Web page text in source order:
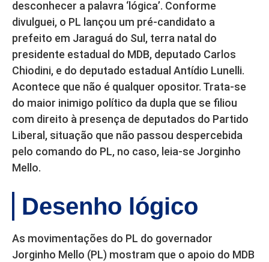
desconhecer a palavra ‘lógica’. Conforme
divulguei, o PL lançou um pré-candidato a
prefeito em Jaraguá do Sul, terra natal do
presidente estadual do MDB, deputado Carlos
Chiodini, e do deputado estadual Antídio Lunelli.
Acontece que não é qualquer opositor. Trata-se
do maior inimigo político da dupla que se filiou
com direito à presença de deputados do Partido
Liberal, situação que não passou despercebida
pelo comando do PL, no caso, leia-se Jorginho
Mello.
Desenho lógico
As movimentações do PL do governador
Jorginho Mello (PL) mostram que o apoio do MDB